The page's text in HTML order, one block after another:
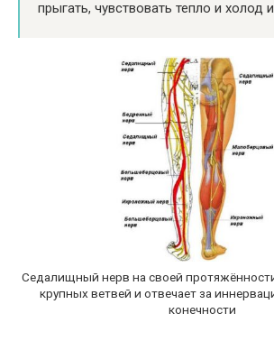
прыгать, чувствовать тепло и холод
Седалищный нерв на своей
крупных ветвей и отвечает за
конечности